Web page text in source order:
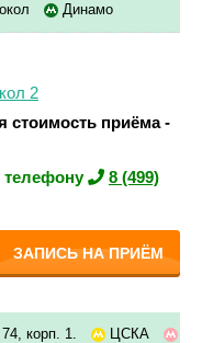
Динамо
2
стоимость приёма -
телефону
8 (499)
ЗАПИСЬ НА ПРИЁМ
корп. 1.
ЦСКА